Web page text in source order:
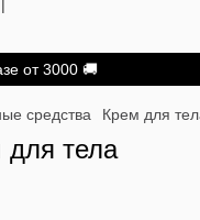
от 3000 🚚
средства Крем для
тела